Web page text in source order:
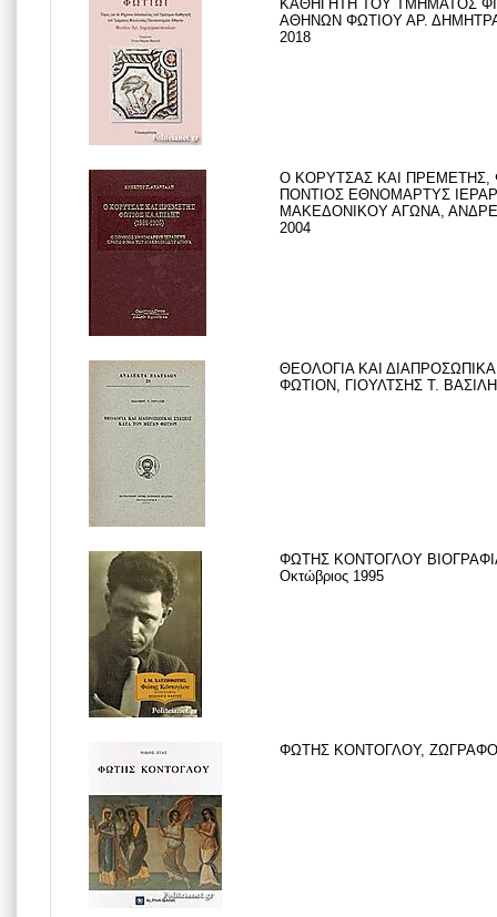
ΚΑΘΗΓΗΤΗ ΤΟΥ ΤΜΗΜΑΤΟΣ
ΑΘΗΝΩΝ ΦΩΤΙΟΥ ΑΡ.
2018
Ο ΚΟΡΥΤΣΑΣ ΚΑΙ ΠΡΕΜΕΤΗΣ,
ΠΟΝΤΙΟΣ ΕΘΝΟΜΑΡΤΥΣ
ΜΑΚΕΔΟΝΙΚΟΥ ΑΓΩΝΑ,
2004
ΘΕΟΛΟΓΙΑ ΚΑΙ
ΦΩΤΙΟΝ, ΓΙΟΥΛΤΣΗΣ Τ.
ΦΩΤΗΣ ΚΟΝΤΟΓΛΟΥ
Οκτώβριος 1995
ΦΩΤΗΣ ΚΟΝΤΟΓΛΟΥ, ΖΩΓΡΑΦΟΣ,